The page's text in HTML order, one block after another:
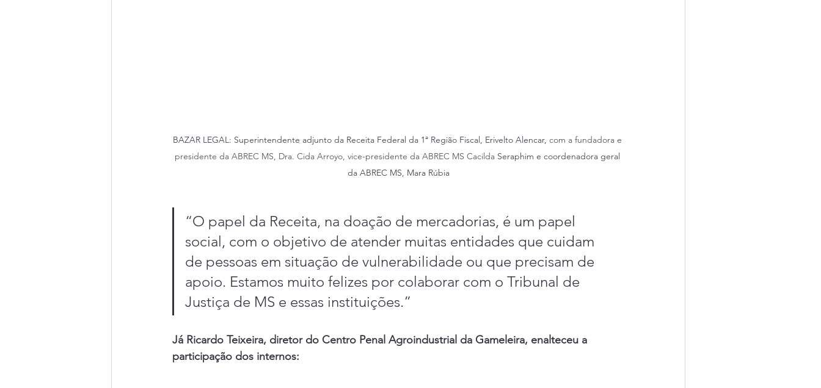
BAZAR LEGAL: Superintendente adjunto da Receita Federal da 1ª Região Fiscal, Erivelto Alencar, com a fundadora e
presidente da ABREC MS, Dra. Cida Arroyo, vice-presidente da ABREC MS Cacilda Seraphim e coordenadora geral
da ABREC MS, Mara Rúbia
“O papel da Receita, na doação de mercadorias, é um papel
social, com o objetivo de atender muitas entidades que cuidam
de pessoas em situação de vulnerabilidade ou que precisam de
apoio. Estamos muito felizes por colaborar com o Tribunal de
Justiça de MS e essas instituições.”
Já Ricardo Teixeira, diretor do Centro Penal Agroindustrial da Gameleira, enalteceu a
participação dos internos: